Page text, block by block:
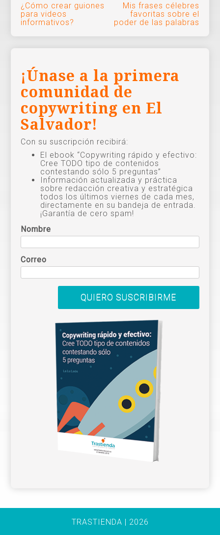
Navegación
de
entradas
¿Cómo crear guiones
para videos
informativos?
Mis frases célebres
favoritas sobre el
poder de las palabras
¡Únase a la primera
comunidad de
copywriting en El
Salvador!
Con su suscripción recibirá:
El ebook “Copywriting rápido y efectivo:
Cree TODO tipo de contenidos
contestando sólo 5 preguntas”
Información actualizada y práctica
sobre redacción creativa y estratégica
todos los últimos viernes de cada mes,
directamente en su bandeja de entrada.
¡Garantía de cero spam!
Nombre
Correo
TRASTIENDA | 2026